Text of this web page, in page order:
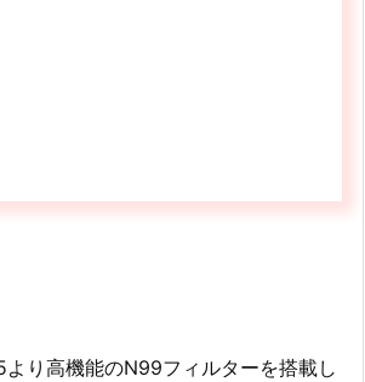
より高機能のN99フィルターを搭載し